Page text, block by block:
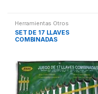
Herramientas Otros
SET DE 17 LLAVES
COMBINADAS